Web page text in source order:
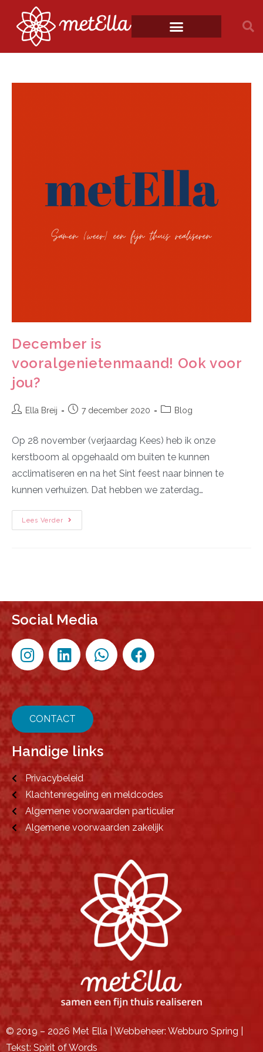
December is
vooralgenietenmaand! Ook voor
jou?
Ella Breij 7 december 2020 Blog
Op 28 november (verjaardag Kees) heb ik onze
kerstboom al opgehaald om buiten te kunnen
acclimatiseren en na het Sint feest naar binnen te
kunnen verhuizen. Dat hebben we zaterdag…
Lees Verder
Social Media
CONTACT
Handige links
Privacybeleid
Klachtenregeling en meldcodes
Algemene voorwaarden particulier
Algemene voorwaarden zakelijk
© 2019 – 2026 Met Ella | Webbeheer: Webburo Spring
Tekst: Spirit of Words